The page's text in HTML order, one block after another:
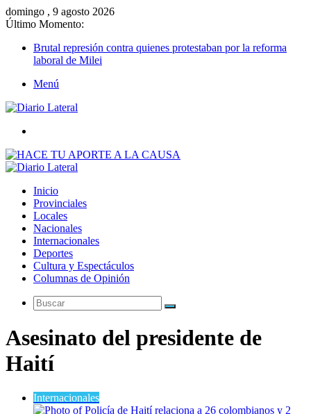
domingo , 9 agosto 2026
Último Momento:
Brutal represión contra quienes protestaban por la reforma
laboral de Milei
Menú
Inicio
Provinciales
Locales
Nacionales
Internacionales
Deportes
Cultura y Espectáculos
Columnas de Opinión
Buscar
Asesinato del presidente de
Haití
Internacionales